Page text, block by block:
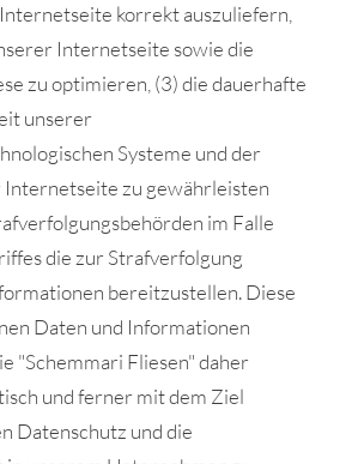
korrekt auszuliefern,
Internetseite sowie die
zu optimieren, (3) die dauerhafte
unserer
Systeme und der
Internetseite zu gewährleisten
im Falle
die zur Strafverfolgung
bereitzustellen. Diese
Daten und Informationen
"Schemmari Fliesen" daher
und ferner mit dem Ziel
Datenschutz und die